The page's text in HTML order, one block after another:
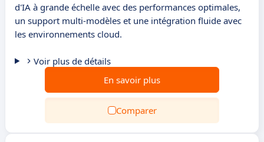
d'IA à grande échelle avec des performances optimales,
un support multi-modèles et une intégration fluide avec
les environnements cloud.
Voir plus de détails
En savoir plus
Comparer